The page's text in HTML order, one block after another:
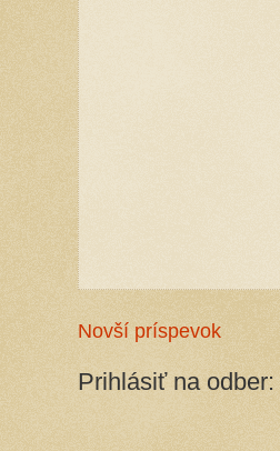
Novší príspevok
Prihlásiť na odber: